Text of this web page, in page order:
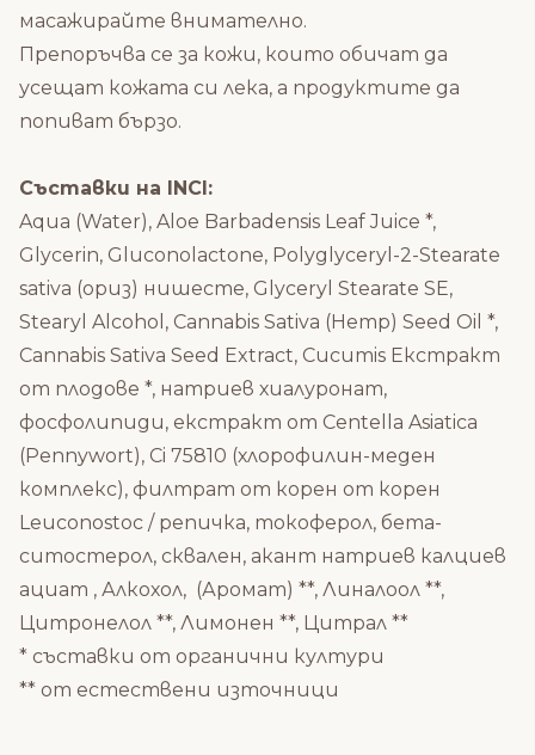
масажирайте внимателно.
Препоръчва се за кожи, които обичат да
усещат кожата си лека, а продуктите да
попиват бързо.
Съставки на INCI:
Aqua (Water), Aloe Barbadensis Leaf Juice *,
Glycerin, Gluconolactone, Polyglyceryl-2-Stearate
sativa (ориз) нишесте, Glyceryl Stearate SE,
Stearyl Alcohol, Cannabis Sativa (Hemp) Seed Oil *,
Cannabis Sativa Seed Extract, Cucumis Екстракт
от плодове *, натриев хиалуронат,
фосфолипиди, екстракт от Centella Asiatica
(Pennywort), Ci 75810 (хлорофилин-меден
комплекс), филтрат от корен от корен
Leuconostoc / репичка, токоферол, бета-
ситостерол, сквален, акант натриев калциев
ациат , Алкохол, (Аромат) **, Линалоол **,
Цитронелол **, Лимонен **, Цитрал **
* съставки от органични култури
** от естествени източници